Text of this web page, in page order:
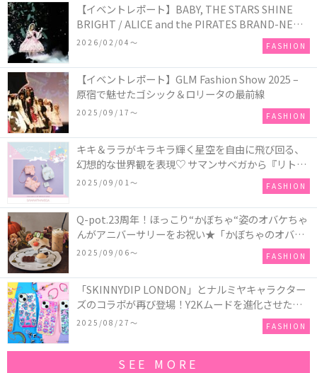
【イベントレポート】BABY, THE STARS SHINE
BRIGHT / ALICE and the PIRATES BRAND-NEW
COLLECTION in TOKYO
2026/02/04〜 FASHION
【イベントレポート】GLM Fashion Show 2025 –
原宿で魅せたゴシック＆ロリータの最前線
2025/09/17〜 FASHION
キキ＆ララがキラキラ輝く星空を自由に飛び回る、
幻想的な世界観を表現♡ サマンサベガから『リトル
ツインスターズ』50周年アニバーサリーイヤー』を
2025/09/01〜 FASHION
Q-pot.23周年！ほっこり“かぼちゃ“姿のオバケちゃ
んがアニバーサリーをお祝い★「かぼちゃのオバケ
ーキアクセサリー」が新発売！Q-pot CAFE.では
「かぼちゃのオバケーキプレート」も登場
2025/09/06〜 FASHION
「SKINNYDIP LONDON」とナルミヤキャラクター
ズのコラボが再び登場！Y2Kムードを進化させた新
作コレクションを発売♪
2025/08/27〜 FASHION
SEE MORE